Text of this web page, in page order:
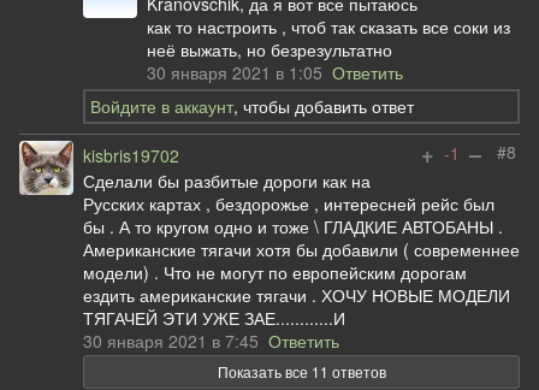
как то настроить , чтоб так сказать все соки из
неё выжать, но безрезультатно
30 января 2021 в 1:05 Ответить
Войдите в аккаунт, чтобы добавить ответ
#8
+ -1 –
kisbris19702
Сделали бы разбитые дороги как на
Русских картах , бездорожье , интересней рейс был
бы . А то кругом одно и тоже \ ГЛАДКИЕ АВТОБАНЫ .
Американские тягачи хотя бы добавили ( современнее
модели) . Что не могут по европейским дорогам
ездить американские тягачи . ХОЧУ НОВЫЕ МОДЕЛИ
ТЯГАЧЕЙ ЭТИ УЖЕ ЗАЕ............И
30 января 2021 в 7:45 Ответить
Показать все 11 ответов